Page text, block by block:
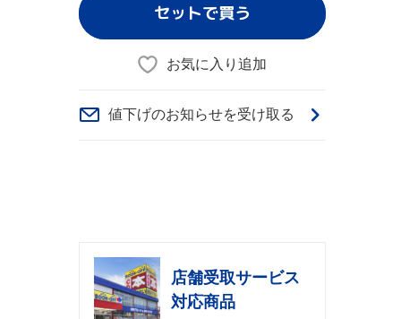
セットで買う
お気に入り追加
値下げのお知らせを受け取る
店舗受取サービス
対応商品